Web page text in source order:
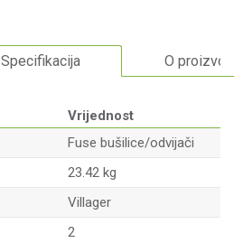
Specifikacija O proizvodu
Vrijednost
Fuse bušilice/odvijači
23.42 kg
Villager
2